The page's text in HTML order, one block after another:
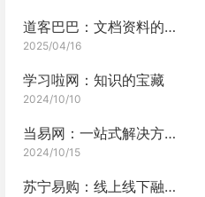
道客巴巴：文档资料的专业站点
2025/04/16
学习啦网：知识的宝藏
2024/10/10
当易网：一站式解决方案平台
2024/10/15
苏宁易购：线上线下融合的零售巨头深度剖析